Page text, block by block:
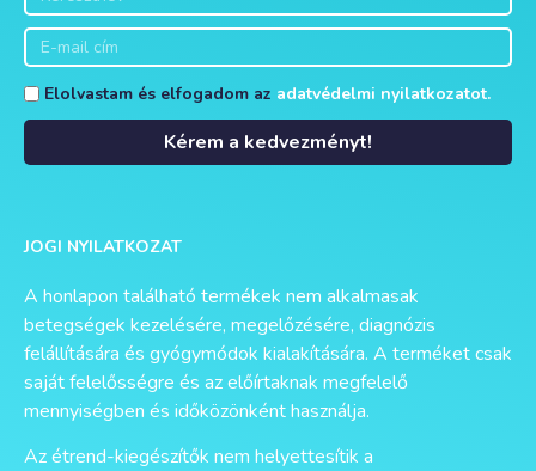
Elolvastam és elfogadom az adatvédelmi nyilatkozatot.
Kérem a kedvezményt!
JOGI NYILATKOZAT
A honlapon található termékek nem alkalmasak
betegségek kezelésére, megelőzésére, diagnózis
felállítására és gyógymódok kialakítására. A terméket csak
saját felelősségre és az előírtaknak megfelelő
mennyiségben és időközönként használja.
Az étrend-kiegészítők nem helyettesítik a